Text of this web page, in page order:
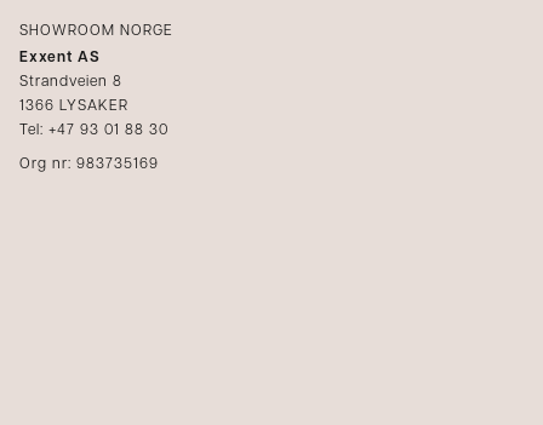
SHOWROOM NORGE
Exxent AS
Strandveien 8
1366 LYSAKER
Tel: +47 93 01 88 30
Org nr: 983735169